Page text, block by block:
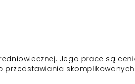
Jego prace są
przedstawiania skomplikowanych